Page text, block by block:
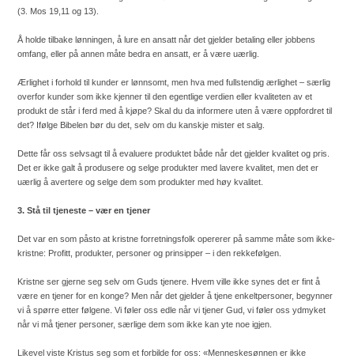
(3. Mos 19,11 og 13).
Å holde tilbake lønningen, å lure en ansatt når det gjelder betaling eller jobbens
omfang, eller på annen måte bedra en ansatt, er å være uærlig.
Ærlighet i forhold til kunder er lønnsomt, men hva med fullstendig ærlighet – særlig
overfor kunder som ikke kjenner til den egentlige verdien eller kvaliteten av et
produkt de står i ferd med å kjøpe? Skal du da informere uten å være oppfordret til
det? Ifølge Bibelen bør du det, selv om du kanskje mister et salg.
Dette får oss selvsagt til å evaluere produktet både når det gjelder kvalitet og pris.
Det er ikke galt å produsere og selge produkter med lavere kvalitet, men det er
uærlig å avertere og selge dem som produkter med høy kvalitet.
3. Stå til tjeneste – vær en tjener
Det var en som påsto at kristne forretningsfolk opererer på samme måte som ikke-
kristne: Profitt, produkter, personer og prinsipper – i den rekkefølgen.
Kristne ser gjerne seg selv om Guds tjenere. Hvem ville ikke synes det er fint å
være en tjener for en konge? Men når det gjelder å tjene enkeltpersoner, begynner
vi å spørre etter følgene. Vi føler oss edle når vi tjener Gud, vi føler oss ydmyket
når vi må tjener personer, særlige dem som ikke kan yte noe igjen.
Likevel viste Kristus seg som et forbilde for oss: «Menneskesønnen er ikke